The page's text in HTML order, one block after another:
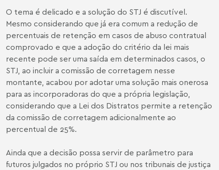
O tema é delicado e a solução do STJ é discutível.
Mesmo considerando que já era comum a redução de
percentuais de retenção em casos de abuso contratual
comprovado e que a adoção do critério da lei mais
recente pode ser uma saída em determinados casos, o
STJ, ao incluir a comissão de corretagem nesse
montante, acabou por adotar uma solução mais onerosa
para as incorporadoras do que a própria legislação,
considerando que a Lei dos Distratos permite a retenção
da comissão de corretagem adicionalmente ao
percentual de 25%.
Ainda que a decisão possa servir de parâmetro para
futuros julgados no próprio STJ ou nos tribunais de justiça